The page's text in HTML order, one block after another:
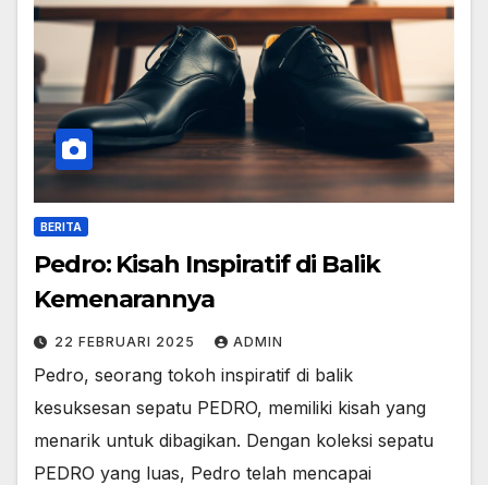
BERITA
Pedro: Kisah Inspiratif di Balik
Kemenarannya
22 FEBRUARI 2025 ADMIN
Pedro, seorang tokoh inspiratif di balik
kesuksesan sepatu PEDRO, memiliki kisah yang
menarik untuk dibagikan. Dengan koleksi sepatu
PEDRO yang luas, Pedro telah mencapai